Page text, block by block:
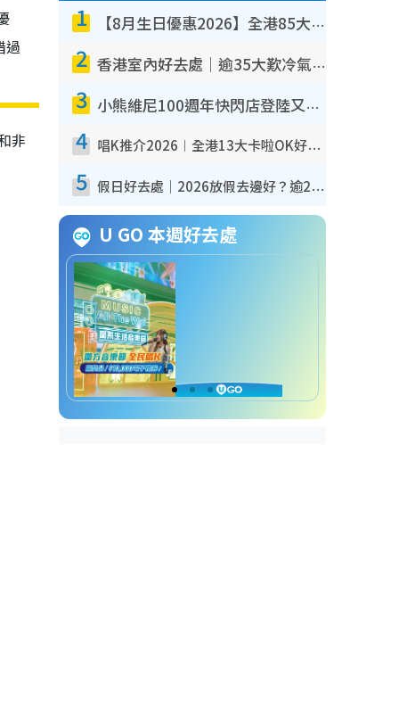
過
非
1 【8月生日優惠2026】全港85大食買玩著數攻略 自助餐/火鍋放題同行免費＋誠品/DONKI送現金券
2 香港室內好去處｜逾35大歎冷氣室內好去處推介 室內活動免費避雨無懼落雨
3 小熊維尼100週年快閃店登陸又一城 重現百畝森林經典場景／獨家限定盲盒登場／專屬DIY香水
4 唱K推介2026︱全港13大卡啦OK好去處！最平$36起 日文K都有！(附地址+收費詳情)
5 假日好去處｜2026放假去邊好？逾20放假好去處郊外/秘景 休閒半日或一日遊
U GO 本週好去處